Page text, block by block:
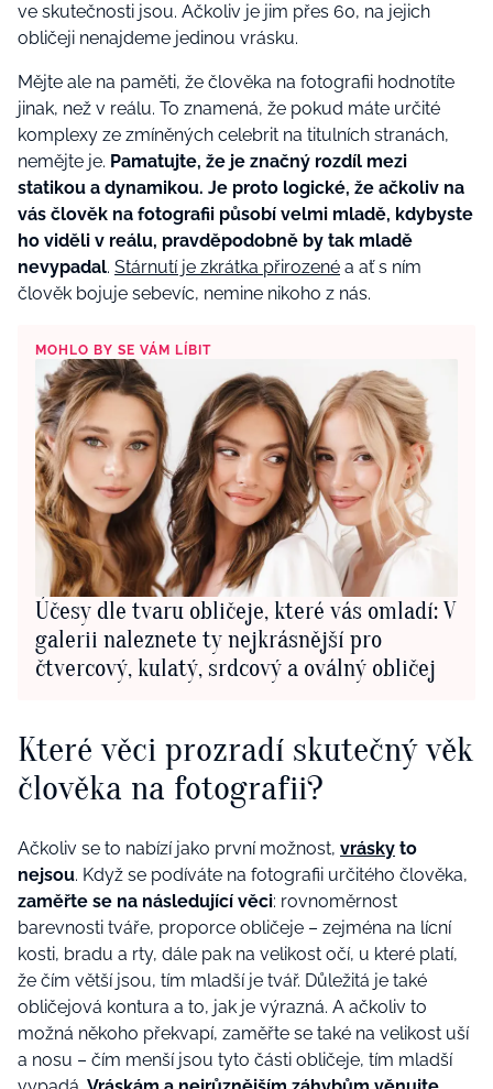
ve skutečnosti jsou. Ačkoliv je jim přes 60, na jejich
obličeji nenajdeme jedinou vrásku.
Mějte ale na paměti, že člověka na fotografii hodnotíte
jinak, než v reálu. To znamená, že pokud máte určité
komplexy ze zmíněných celebrit na titulních stranách,
nemějte je. Pamatujte, že je značný rozdíl mezi
statikou a dynamikou. Je proto logické, že ačkoliv na
vás člověk na fotografii působí velmi mladě, kdybyste
ho viděli v reálu, pravděpodobně by tak mladě
nevypadal. Stárnutí je zkrátka přirozené a ať s ním
člověk bojuje sebevíc, nemine nikoho z nás.
MOHLO BY SE VÁM LÍBIT
Účesy dle tvaru obličeje, které vás omladí: V
galerii naleznete ty nejkrásnější pro
čtvercový, kulatý, srdcový a oválný obličej
Které věci prozradí skutečný věk
člověka na fotografii?
Ačkoliv se to nabízí jako první možnost, vrásky to
nejsou. Když se podíváte na fotografii určitého člověka,
zaměřte se na následující věci: rovnoměrnost
barevnosti tváře, proporce obličeje – zejména na lícní
kosti, bradu a rty, dále pak na velikost očí, u které platí,
že čím větší jsou, tím mladší je tvář. Důležitá je také
obličejová kontura a to, jak je výrazná. A ačkoliv to
možná někoho překvapí, zaměřte se také na velikost uší
a nosu – čím menší jsou tyto části obličeje, tím mladší